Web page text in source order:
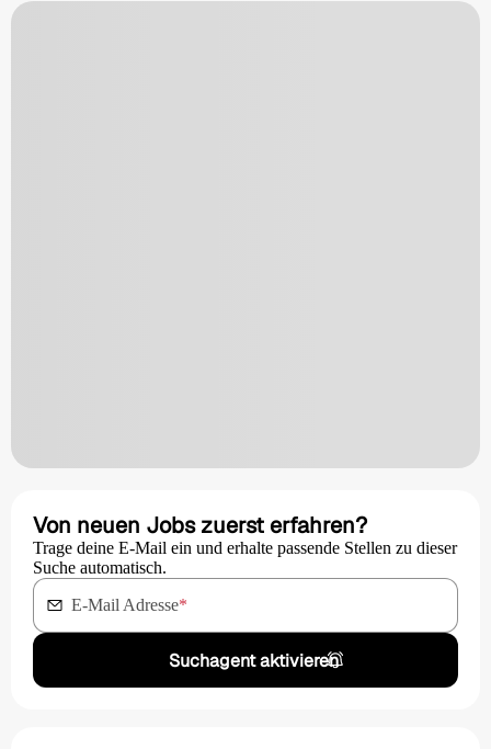
Von neuen Jobs zuerst erfahren?
Trage deine E-Mail ein und erhalte passende Stellen zu dieser
Suche automatisch.
E-Mail Adresse*
Suchagent aktivieren